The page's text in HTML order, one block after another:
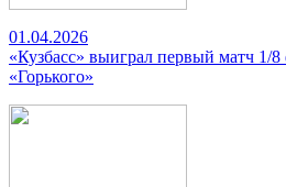
01.04.2026
«Кузбасс» выиграл первый матч 1/
«Горького»